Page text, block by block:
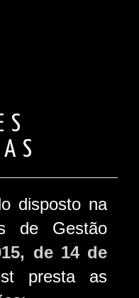
disposto na
de Gestão
de 14 de
presta as